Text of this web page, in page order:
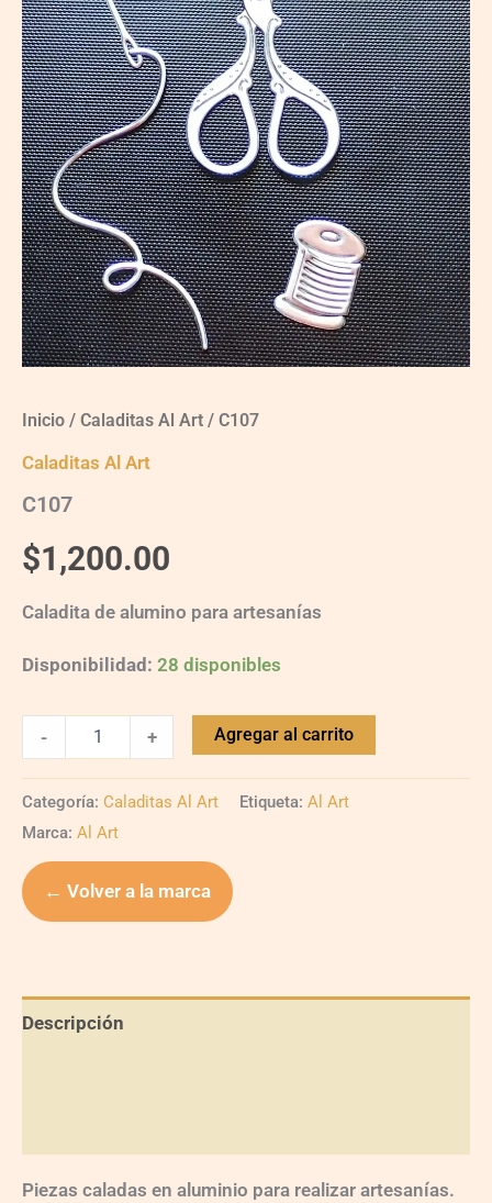
Inicio / Caladitas Al Art / C107
Caladitas Al Art
C107
$1,200.00
Caladita de alumino para artesanías
Disponibilidad: 28 disponibles
- + Agregar al carrito
Categoría: Caladitas Al Art Etiqueta: Al Art
Marca: Al Art
← Volver a la marca
Descripción
Piezas caladas en aluminio para realizar artesanías.